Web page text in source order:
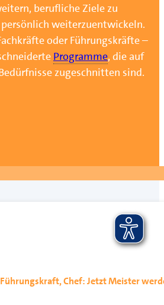
berufliche Ziele zu
weiterzuentwickeln.
oder Führungskräfte –
Programme, die auf
zugeschnitten sind.
Chef: Jetzt Meister